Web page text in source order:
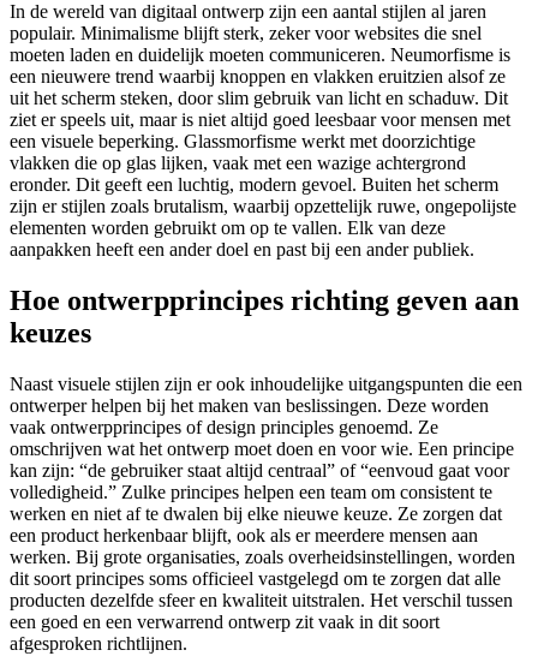
In de wereld van digitaal ontwerp zijn een aantal stijlen al jaren
populair. Minimalisme blijft sterk, zeker voor websites die snel
moeten laden en duidelijk moeten communiceren. Neumorfisme is
een nieuwere trend waarbij knoppen en vlakken eruitzien alsof ze
uit het scherm steken, door slim gebruik van licht en schaduw. Dit
ziet er speels uit, maar is niet altijd goed leesbaar voor mensen met
een visuele beperking. Glassmorfisme werkt met doorzichtige
vlakken die op glas lijken, vaak met een wazige achtergrond
eronder. Dit geeft een luchtig, modern gevoel. Buiten het scherm
zijn er stijlen zoals brutalism, waarbij opzettelijk ruwe, ongepolijste
elementen worden gebruikt om op te vallen. Elk van deze
aanpakken heeft een ander doel en past bij een ander publiek.
Hoe ontwerpprincipes richting geven aan
keuzes
Naast visuele stijlen zijn er ook inhoudelijke uitgangspunten die een
ontwerper helpen bij het maken van beslissingen. Deze worden
vaak ontwerpprincipes of design principles genoemd. Ze
omschrijven wat het ontwerp moet doen en voor wie. Een principe
kan zijn: “de gebruiker staat altijd centraal” of “eenvoud gaat voor
volledigheid.” Zulke principes helpen een team om consistent te
werken en niet af te dwalen bij elke nieuwe keuze. Ze zorgen dat
een product herkenbaar blijft, ook als er meerdere mensen aan
werken. Bij grote organisaties, zoals overheidsinstellingen, worden
dit soort principes soms officieel vastgelegd om te zorgen dat alle
producten dezelfde sfeer en kwaliteit uitstralen. Het verschil tussen
een goed en een verwarrend ontwerp zit vaak in dit soort
afgesproken richtlijnen.